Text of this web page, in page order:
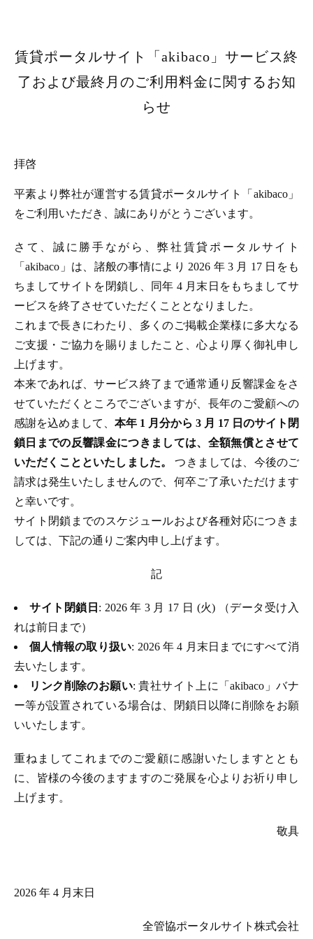
賃貸ポータルサイト「akibaco」サービス終
了および最終月のご利用料金に関するお知
らせ
拝啓
平素より弊社が運営する賃貸ポータルサイト「akibaco」
をご利用いただき、誠にありがとうございます。
さて、誠に勝手ながら、弊社賃貸ポータルサイト
「akibaco」は、諸般の事情により 2026 年 3 月 17 日をも
ちましてサイトを閉鎖し、同年 4 月末日をもちましてサ
ービスを終了させていただくこととなりました。
これまで長きにわたり、多くのご掲載企業様に多大なる
ご支援・ご協力を賜りましたこと、心より厚く御礼申し
上げます。
本来であれば、サービス終了まで通常通り反響課金をさ
せていただくところでございますが、長年のご愛顧への
感謝を込めまして、 本年 1 月分から 3 月 17 日のサイト閉
鎖日までの反響課金につきましては、全額無償とさせて
いただくことといたしました。つきましては、今後のご
請求は発生いたしませんので、何卒ご了承いただけます
と幸いです。
サイト閉鎖までのスケジュールおよび各種対応につきま
しては、下記の通りご案内申し上げます。
記
サイト閉鎖日 : 2026 年 3 月 17 日 (火) （データ受け入
れは前日まで）
個人情報の取り扱い: 2026 年 4 月末日までにすべて消
去いたします。
リンク削除のお願い: 貴社サイト上に「akibaco」バナ
ー等が設置されている場合は、閉鎖日以降に削除をお願
いいたします。
重ねましてこれまでのご愛顧に感謝いたしますととも
に、皆様の今後のますますのご発展を心よりお祈り申し
上げます。
敬具
2026 年 4 月末日
全管協ポータルサイト株式会社